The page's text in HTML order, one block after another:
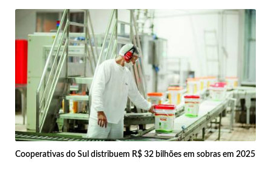
Cooperativas do Sul distribuem R$ 32 bilhões em sobras em 2025